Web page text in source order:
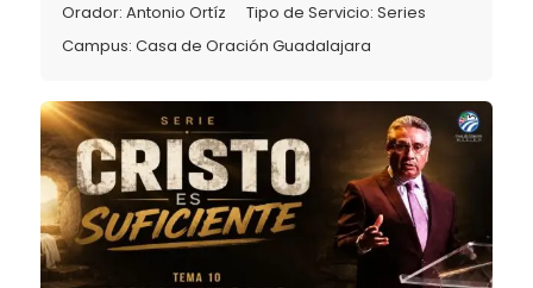
Orador: Antonio Ortíz Tipo de Servicio: Series
Campus: Casa de Oración Guadalajara